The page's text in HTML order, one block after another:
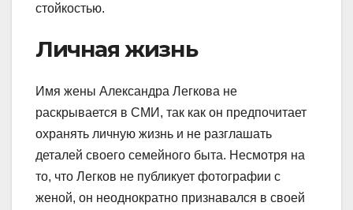
стойкостью.
Личная жизнь
Имя жены Александра Легкова не
раскрывается в СМИ, так как он предпочитает
охранять личную жизнь и не разглашать
деталей своего семейного быта. Несмотря на
то, что Легков не публикует фотографии с
женой, он неоднократно признавался в своей